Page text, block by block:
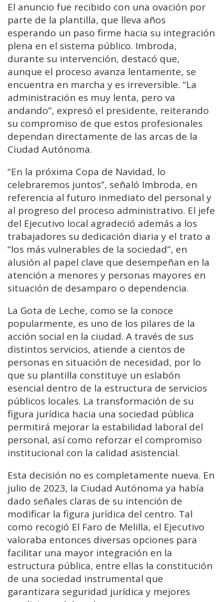
El anuncio fue recibido con una ovación por
parte de la plantilla, que lleva años
esperando un paso firme hacia su integración
plena en el sistema público. Imbroda,
durante su intervención, destacó que,
aunque el proceso avanza lentamente, se
encuentra en marcha y es irreversible. “La
administración es muy lenta, pero va
andando”, expresó el presidente, reiterando
su compromiso de que estos profesionales
dependan directamente de las arcas de la
Ciudad Autónoma.
“En la próxima Copa de Navidad, lo
celebraremos juntos”, señaló Imbroda, en
referencia al futuro inmediato del personal y
al progreso del proceso administrativo. El jefe
del Ejecutivo local agradeció además a los
trabajadores su dedicación diaria y el trato a
“los más vulnerables de la sociedad”, en
alusión al papel clave que desempeñan en la
atención a menores y personas mayores en
situación de desamparo o dependencia.
La Gota de Leche, como se la conoce
popularmente, es uno de los pilares de la
acción social en la ciudad. A través de sus
distintos servicios, atiende a cientos de
personas en situación de necesidad, por lo
que su plantilla constituye un eslabón
esencial dentro de la estructura de servicios
públicos locales. La transformación de su
figura jurídica hacia una sociedad pública
permitirá mejorar la estabilidad laboral del
personal, así como reforzar el compromiso
institucional con la calidad asistencial.
Esta decisión no es completamente nueva. En
julio de 2023, la Ciudad Autónoma ya había
dado señales claras de su intención de
modificar la figura jurídica del centro. Tal
como recogió El Faro de Melilla, el Ejecutivo
valoraba entonces diversas opciones para
facilitar una mayor integración en la
estructura pública, entre ellas la constitución
de una sociedad instrumental que
garantizara seguridad jurídica y mejores